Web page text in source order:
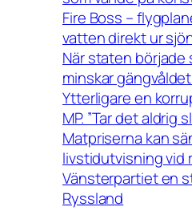
Fire Boss –
vatten direkt ur
När staten började
minskar
Ytterligare en
MP. ”Tar det aldrig
Matpriserna kan
livstidutvisning vid
Vänsterpartiet en
Ryssland